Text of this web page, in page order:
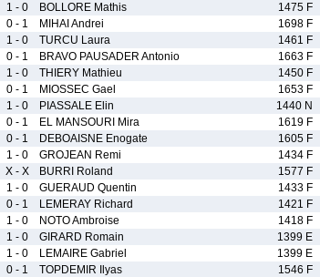
1 - 0 BOLLORE Mathis 1475 F
0 - 1 MIHAI Andrei 1698 F
1 - 0 TURCU Laura 1461 F
0 - 1 BRAVO PAUSADER Antonio 1663 F
1 - 0 THIERY Mathieu 1450 F
0 - 1 MIOSSEC Gael 1653 F
1 - 0 PIASSALE Elin 1440 N
0 - 1 EL MANSOURI Mira 1619 F
0 - 1 DEBOAISNE Enogate 1605 F
1 - 0 GROJEAN Remi 1434 F
X - X BURRI Roland 1577 F
1 - 0 GUERAUD Quentin 1433 F
0 - 1 LEMERAY Richard 1421 F
1 - 0 NOTO Ambroise 1418 F
1 - 0 GIRARD Romain 1399 E
1 - 0 LEMAIRE Gabriel 1399 E
0 - 1 TOPDEMIR Ilyas 1546 F